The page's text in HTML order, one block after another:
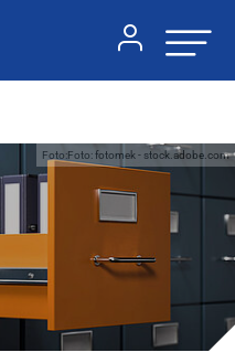
Foto:Foto: fotomek - stock.adobe.com